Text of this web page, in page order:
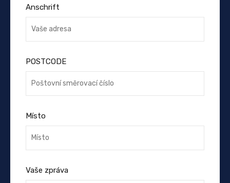
Anschrift
POSTCODE
Místo
Vaše zpráva